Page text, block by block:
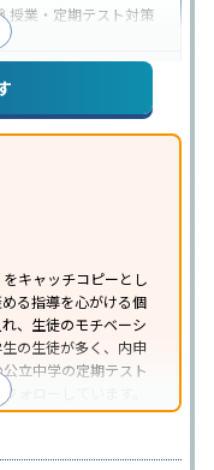
授業・定期テスト対策
可能オンライン対応
のみの受講可
アンケート調査方法を参
キャッチコピーとし
る指導を心がける個
、生徒のモチベーシ
の生徒が多く、内申
立中学の定期テスト
ォローしています。
語は各教科書に合わ
度を深められます。